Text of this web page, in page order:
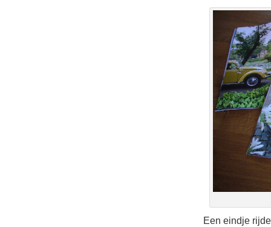
Een eindje